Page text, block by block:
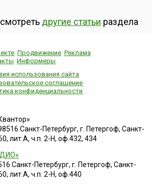
другие статьи раздела
Продвижение Реклама
Информеры
использования сайта
соглашение
конфиденциальности
Санкт-Петербург, г. Петергоф, Санкт-
лит.А, ч.п. 2-Н, оф.432, 434
Санкт-Петербург, г. Петергоф, Санкт-
лит.А, ч.п. 2-Н, оф.440